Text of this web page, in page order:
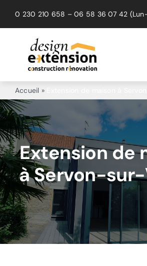
0 230 210 658 –06 58 36 07 42
Extension
Rénovation
Surélévation
Réalisations
Avis clients
L’agence
Accueil »
Extension de
à Servon-